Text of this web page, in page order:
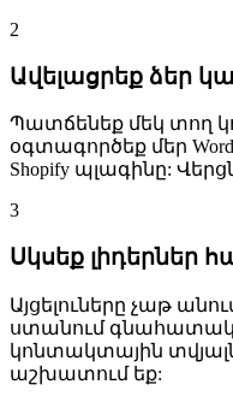
2
Ավելացրեք ձեր
Պատճենեք մեկ տող
օգտագործեք մեր
Shopify պլագինը:
3
Սկսեք լիդերներ
Այցելուները չաթ
ստանում
կոնտակտային
աշխատում եք: